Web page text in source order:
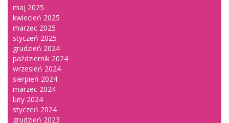
maj 2025
kwiecień 2025
marzec 2025
styczeń 2025
grudzień 2024
październik 2024
wrzesień 2024
sierpień 2024
marzec 2024
luty 2024
styczeń 2024
grudzień 2023